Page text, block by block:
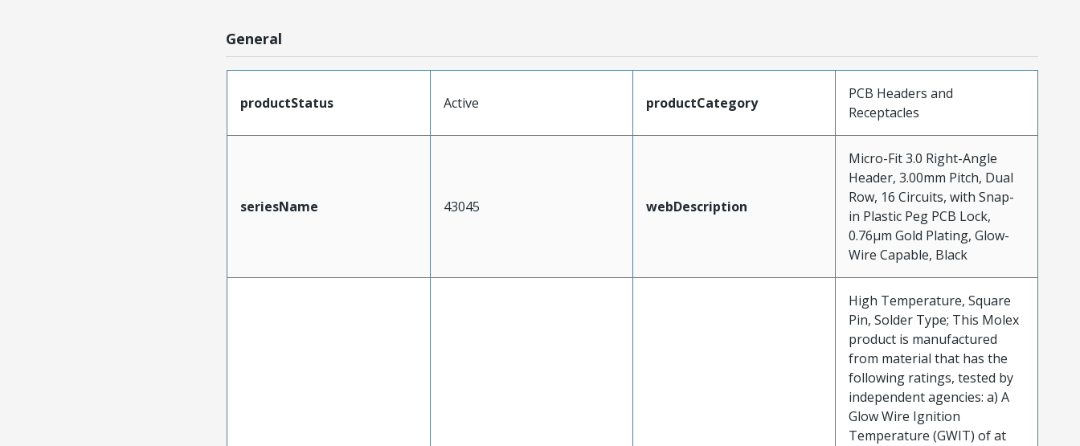
General
productStatus Active productCategory
PCB Headers and
Receptacles
seriesName 43045 webDescription
Micro-Fit 3.0 Right-Angle
Header, 3.00mm Pitch, Dual
Row, 16 Circuits, with Snap-
in Plastic Peg PCB Lock,
0.76µm Gold Plating, Glow-
Wire Capable, Black
High Temperature, Square
Pin, Solder Type; This Molex
product is manufactured
from material that has the
following ratings, tested by
independent agencies: a) A
Glow Wire Ignition
Temperature (GWIT) of at